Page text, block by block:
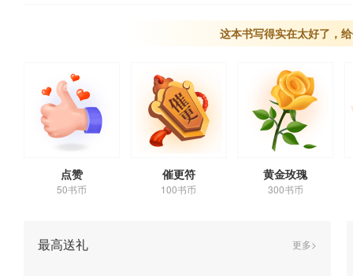
这本书写得实在太好了，
点赞
50书币
催更符
100书币
黄金玫瑰
300书币
最高送礼 更多>